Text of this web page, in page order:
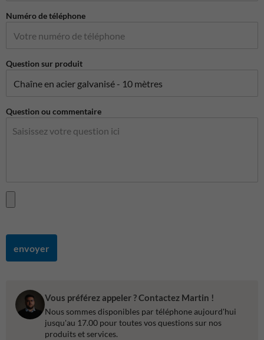
Numéro de téléphone
Question sur produit
Question ou commentaire
envoyer
Vous préférez appeler ? Contactez Martin !
Nous sommes disponibles par téléphone aujourd'hui
jusqu'au 17.00 pour toutes vos questions sur nos
produits et services.